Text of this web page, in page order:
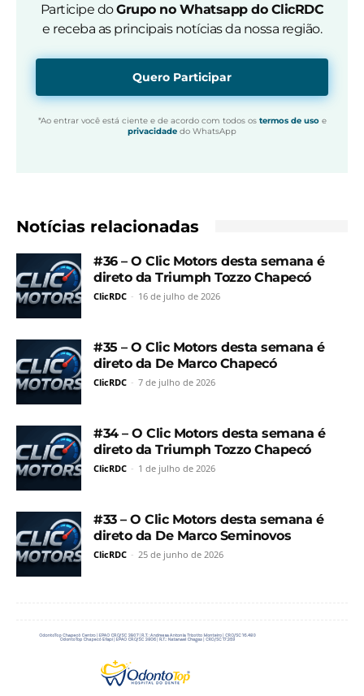
Participe doGrupo no Whatsapp do ClicRDC
e receba as principais notícias da nossa região.
Quero Participar
*Ao entrar você está ciente e de acordo com todos os termos de usoe
privacidade do WhatsApp
Notícias relacionadas
#36 – O Clic Motors desta semana é
direto da Triumph Tozzo Chapecó
ClicRDC - 16 de julho de 2026
#35 – O Clic Motors desta semana é
direto da De Marco Chapecó
ClicRDC - 7 de julho de 2026
#34 – O Clic Motors desta semana é
direto da Triumph Tozzo Chapecó
ClicRDC - 1 de julho de 2026
#33 – O Clic Motors desta semana é
direto da De Marco Seminovos
ClicRDC - 25 de junho de 2026